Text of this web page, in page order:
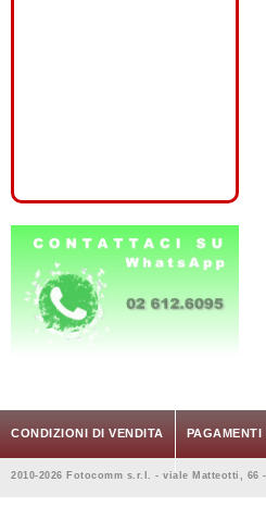
CONDIZIONI DI VENDITA PAGAMENTI
2010-2026 Fotocomm s.r.l. - viale Matteotti, 66